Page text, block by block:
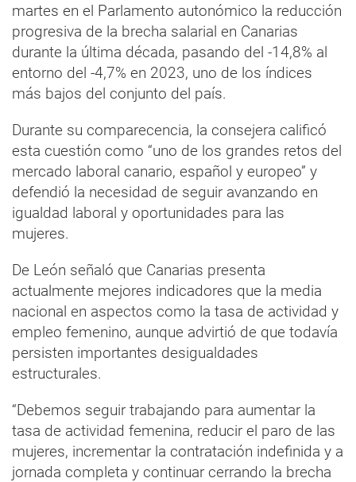
martes en el Parlamento autonómico la reducción
progresiva de la brecha salarial en Canarias
durante la última década, pasando del -14,8% al
entorno del -4,7% en 2023, uno de los índices
más bajos del conjunto del país.
Durante su comparecencia, la consejera calificó
esta cuestión como “uno de los grandes retos del
mercado laboral canario, español y europeo” y
defendió la necesidad de seguir avanzando en
igualdad laboral y oportunidades para las
mujeres.
De León señaló que Canarias presenta
actualmente mejores indicadores que la media
nacional en aspectos como la tasa de actividad y
empleo femenino, aunque advirtió de que todavía
persisten importantes desigualdades
estructurales.
“Debemos seguir trabajando para aumentar la
tasa de actividad femenina, reducir el paro de las
mujeres, incrementar la contratación indefinida y a
jornada completa y continuar cerrando la brecha